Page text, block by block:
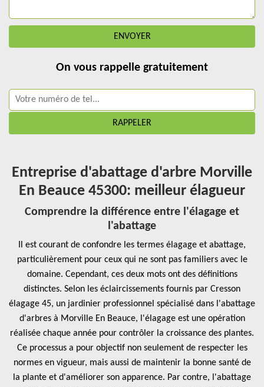
On vous rappelle gratuitement
Entreprise d'abattage d'arbre Morville
En Beauce 45300: meilleur élagueur
Comprendre la différence entre l'élagage et
l'abattage
Il est courant de confondre les termes élagage et abattage,
particulièrement pour ceux qui ne sont pas familiers avec le
domaine. Cependant, ces deux mots ont des définitions
distinctes. Selon les éclaircissements fournis par Cresson
élagage 45, un jardinier professionnel spécialisé dans l'abattage
d'arbres à Morville En Beauce, l'élagage est une opération
réalisée chaque année pour contrôler la croissance des plantes.
Ce processus a pour objectif non seulement de respecter les
normes en vigueur, mais aussi de maintenir la bonne santé de
la plante et d'améliorer son apparence. Par contre, l'abattage